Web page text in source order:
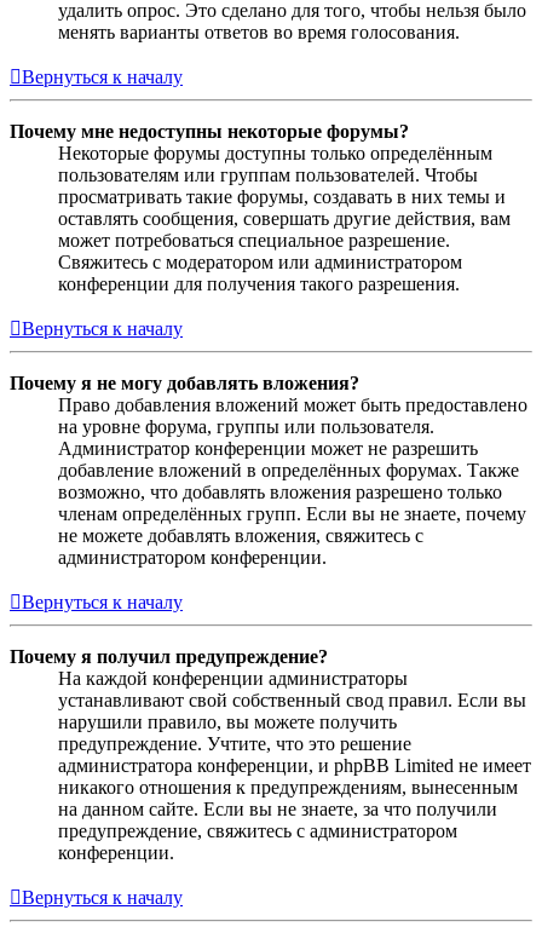
удалить опрос. Это сделано для того, чтобы нельзя было
менять варианты ответов во время голосования.
Вернуться к началу
Почему мне недоступны некоторые форумы?
Некоторые форумы доступны только определённым
пользователям или группам пользователей. Чтобы
просматривать такие форумы, создавать в них темы и
оставлять сообщения, совершать другие действия, вам
может потребоваться специальное разрешение.
Свяжитесь с модератором или администратором
конференции для получения такого разрешения.
Вернуться к началу
Почему я не могу добавлять вложения?
Право добавления вложений может быть предоставлено
на уровне форума, группы или пользователя.
Администратор конференции может не разрешить
добавление вложений в определённых форумах. Также
возможно, что добавлять вложения разрешено только
членам определённых групп. Если вы не знаете, почему
не можете добавлять вложения, свяжитесь с
администратором конференции.
Вернуться к началу
Почему я получил предупреждение?
На каждой конференции администраторы
устанавливают свой собственный свод правил. Если вы
нарушили правило, вы можете получить
предупреждение. Учтите, что это решение
администратора конференции, и phpBB Limited не имеет
никакого отношения к предупреждениям, вынесенным
на данном сайте. Если вы не знаете, за что получили
предупреждение, свяжитесь с администратором
конференции.
Вернуться к началу